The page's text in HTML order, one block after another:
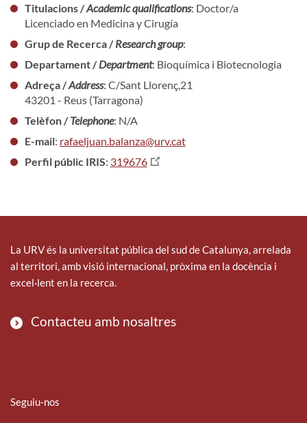
Titulacions /Academic qualifications: Doctor/a
Licenciado en Medicina y Cirugía
Grup de Recerca /Research group:
Departament /Department: Bioquímica i Biotecnologia
Adreça /Address: C/Sant Llorenç,21
43201 - Reus (Tarragona)
Telèfon /Telephone: N/A
E-mail: rafaeljuan.balanza@urv.cat
Perfil públic IRIS: 319676
La URV és la universitat pública del sud de Catalunya, arrelada
al territori, amb visió internacional, pròxima en la docència i
excel·lent en la recerca.
Contacteu amb nosaltres
Seguiu-nos